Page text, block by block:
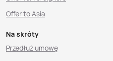
Offer to Asia
Na skróty
Przedłuż umowę